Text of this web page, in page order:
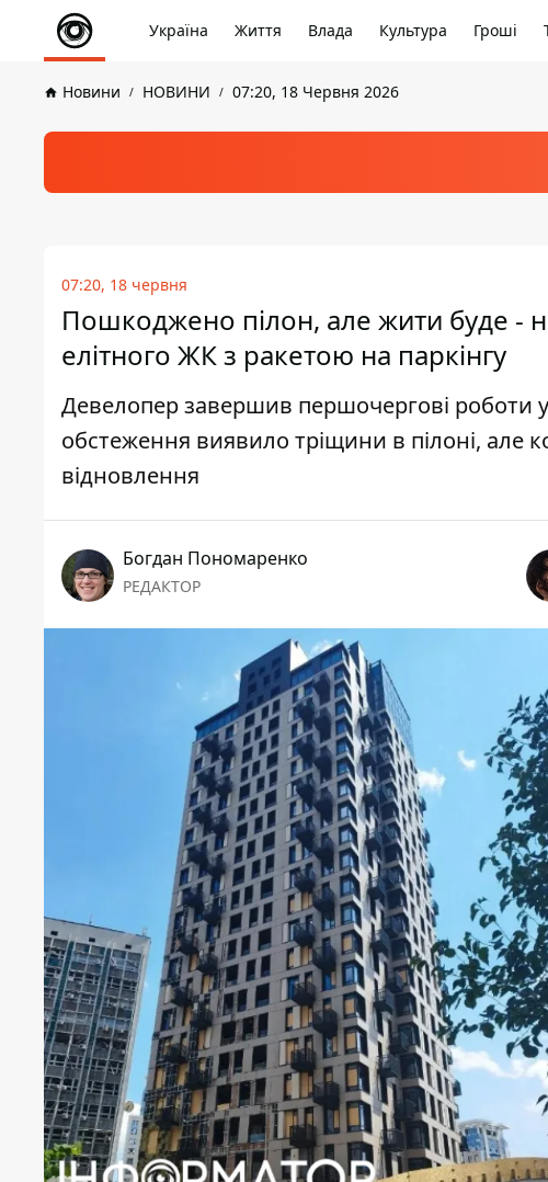
Україна Життя Влада Культура Гроші
Новини НОВИНИ 07:20, 18 Червня 2026
07:20, 18 червня
Пошкоджено пілон, але жити буде -
елітного ЖК з ракетою на паркінгу
Девелопер завершив першочергові роботи
обстеження виявило тріщини в пілоні, але
відновлення
Богдан Пономаренко
РЕДАКТОР